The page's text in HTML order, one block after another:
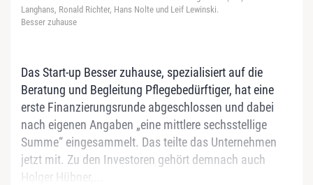
Langhans, Ronald Richter, Hans Nolte und Leif Lewinski.
Besser zuhause
Das Start-up Besser zuhause, spezialisiert auf die
Beratung und Begleitung Pflegebedürftiger, hat eine
erste Finanzierungsrunde abgeschlossen und dabei
nach eigenen Angaben „eine mittlere sechsstellige
Summe“ eingesammelt. Das teilte das Unternehmen
jetzt mit. Zu den Investoren gehört demnach auch
Holger Hübner,...